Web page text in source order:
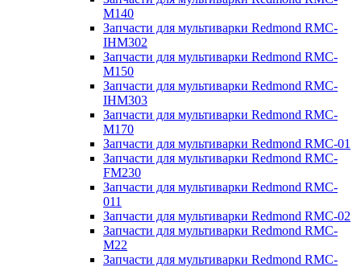
M140
Запчасти для мультиварки Redmond RMC-
IHM302
Запчасти для мультиварки Redmond RMC-
M150
Запчасти для мультиварки Redmond RMC-
IHM303
Запчасти для мультиварки Redmond RMC-
M170
Запчасти для мультиварки Redmond RMC-01
Запчасти для мультиварки Redmond RMC-
FM230
Запчасти для мультиварки Redmond RMC-
011
Запчасти для мультиварки Redmond RMC-02
Запчасти для мультиварки Redmond RMC-
M22
Запчасти для мультиварки Redmond RMC-